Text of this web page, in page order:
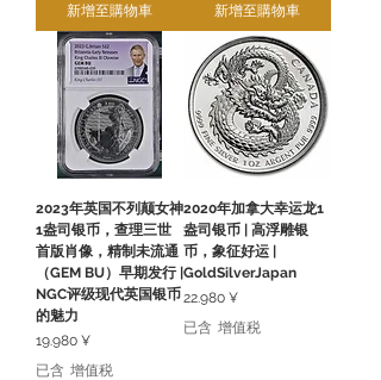
新增至購物車 新增至購物車
2023年英国不列颠女神
1盎司银币，查理三世
首版肖像，精制未流通
（GEM BU）早期发行 |
NGC评级现代英国银币
的魅力
價格
19.980 ¥
已含 增值税
2020年加拿大幸运龙1
盎司银币 | 高浮雕银
币，象征好运 |
GoldSilverJapan
價格
22.980 ¥
已含 增值税